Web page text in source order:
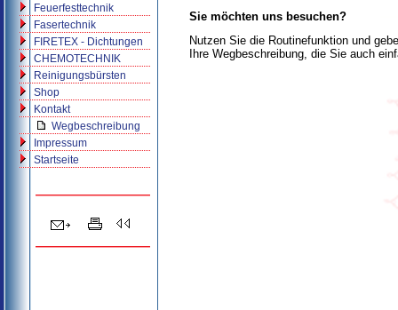
Feuerfesttechnik
Fasertechnik
FIRETEX - Dichtungen
CHEMOTECHNIK
Reinigungsbürsten
Shop
Kontakt
Wegbeschreibung
Impressum
Startseite
Sie möchten uns besuchen?
Nutzen Sie die Routinefunktion und
Ihre Wegbeschreibung, die Sie auch